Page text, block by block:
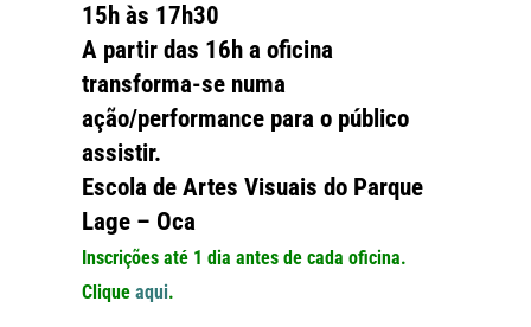
15h às 17h30
A partir das 16h a oficina
transforma-se numa
ação/performance para o público
assistir.
Escola de Artes Visuais do Parque
Lage – Oca
Inscrições até 1 dia antes de cada oficina.
Clique aqui.